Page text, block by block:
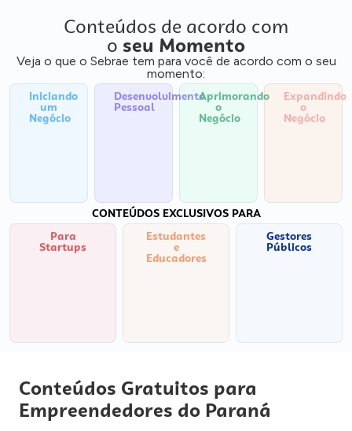
Conteúdos de acordo com
o seu Momento
Veja o que o Sebrae tem para você de acordo com o seu
momento:
Iniciando
um
Negócio
Desenvolvimento
Pessoal
Aprimorando
o
Negócio
Expandindo
o
Negócio
CONTEÚDOS EXCLUSIVOS PARA
Para
Startups
Estudantes
e
Educadores
Gestores
Públicos
Conteúdos Gratuitos para
Empreendedores do Paraná